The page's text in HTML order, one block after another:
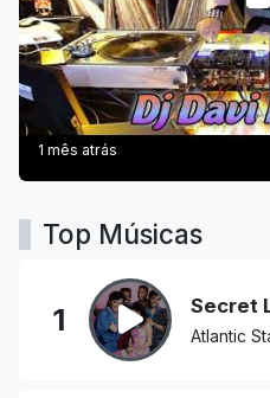
1 mês atrás
Top Músicas
1 Secret
Atlantic